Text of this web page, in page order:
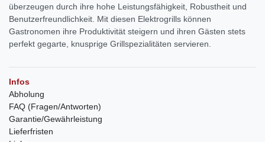
überzeugen durch ihre hohe Leistungsfähigkeit, Robustheit und
Benutzerfreundlichkeit. Mit diesen Elektrogrills können
Gastronomen ihre Produktivität steigern und ihren Gästen stets
perfekt gegarte, knusprige Grillspezialitäten servieren.
Infos
Abholung
FAQ (Fragen/Antworten)
Garantie/Gewährleistung
Lieferfristen